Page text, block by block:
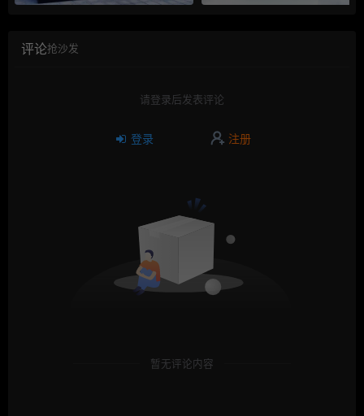
评论抢沙发
请登录后发表评论
登录 注册
暂无评论内容